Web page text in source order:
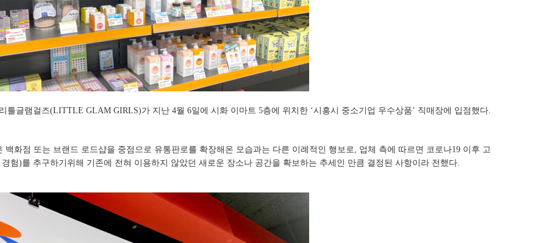
글램걸즈(LITTLE GLAM GIRLS)가 지난 4월 6일에 시화 이마트 5층에 위치한 ‘시흥시 중소기업 우수상품’ 직매장에 입점했다.
백화점 또는 브랜드 로드샵을 중점으로 유통판로를 확장해온 모습과는 다른 이례적인 행보로, 업체 측에 따르면 코로나19 이후 고
험)를 추구하기위해 기존에 전혀 이용하지 않았던 새로운 장소나 공간을 확보하는 추세인 만큼 결정된 사항이라 전했다.